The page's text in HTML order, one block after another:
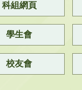
科組網頁
學生會
校友會